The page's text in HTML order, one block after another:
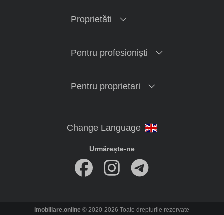
Proprietăți
Pentru profesioniști
Pentru proprietari
Urmărește-ne
imobiliare.online © 2020-2026 Toate drepturile rezervate